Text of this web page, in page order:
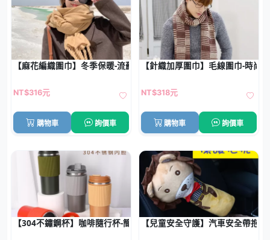
【麻花編織圍巾】冬季保暖-流蘇長圍巾披肩
NT$316元
購物車 詢價車
【針織加厚圍巾】毛線圍巾-時尚
NT$318元
購物車 詢價車
【304不鏽鋼杯】咖啡隨行杯-簡約保溫防滑設計【兒童安全守護】汽車安全帶抱